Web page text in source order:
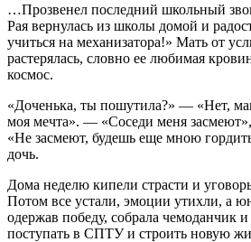
…Прозвенел последний школьный
Рая вернулась из школы домой и
учиться на механизатора!» Мать от
растерялась, словно ее любимая
космос.
«Доченька, ты пошутила?» — «Нет,
моя мечта». — «Соседи меня
«Не засмеют, будешь еще мною
дочь.
Дома неделю кипели страсти и
Потом все устали, эмоции утихли, а
одержав победу, собрала чемоданчик
поступать в СПТУ и строить новую